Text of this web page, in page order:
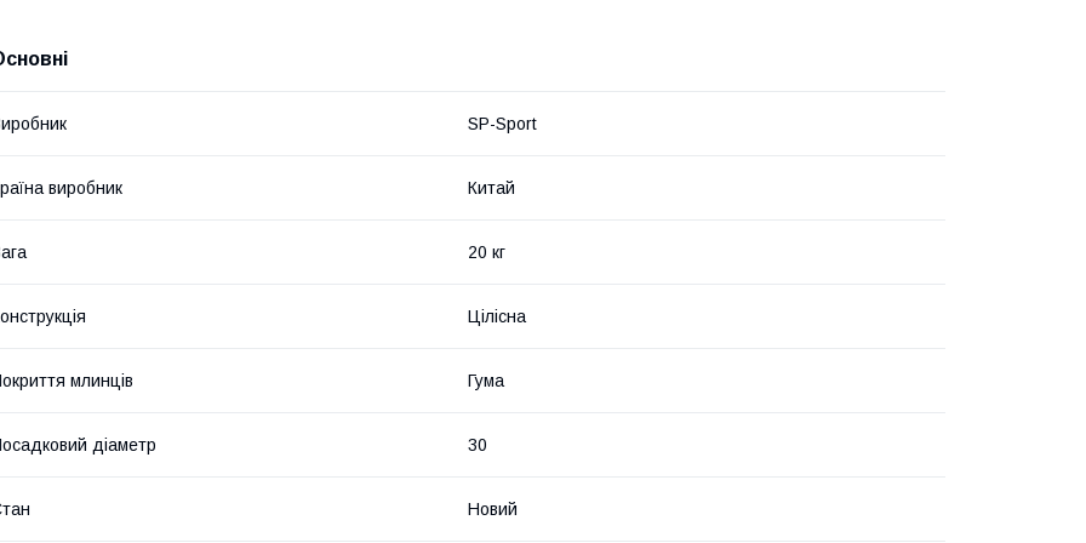
SP-Sport
виробник Китай
20 кг
Цілісна
млинців Гума
діаметр 30
Новий